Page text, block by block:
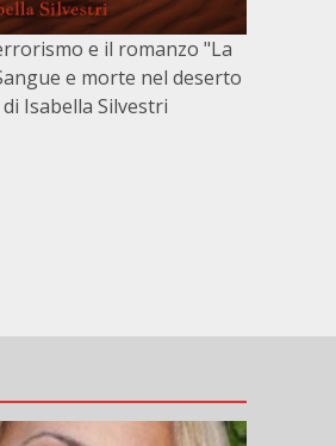
e il romanzo "La
e morte nel deserto
Isabella Silvestri